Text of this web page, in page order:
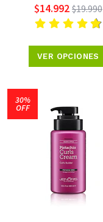
$14.992 $19.990
VER OPCIONES
30%
OFF